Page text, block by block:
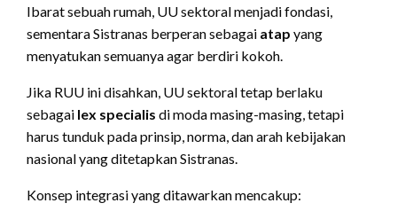
Ibarat sebuah rumah, UU sektoral menjadi fondasi,
sementara Sistranas berperan sebagai atap yang
menyatukan semuanya agar berdiri kokoh.
Jika RUU ini disahkan, UU sektoral tetap berlaku
sebagai lex specialis di moda masing-masing, tetapi
harus tunduk pada prinsip, norma, dan arah kebijakan
nasional yang ditetapkan Sistranas.
Konsep integrasi yang ditawarkan mencakup: